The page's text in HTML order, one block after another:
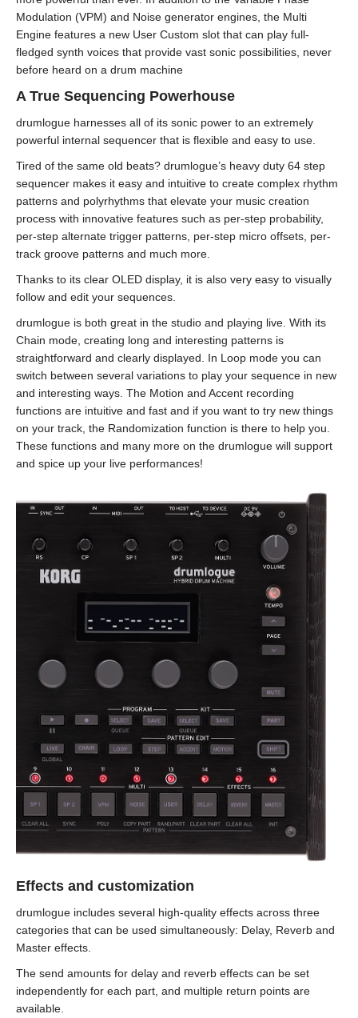
Modulation (VPM) and Noise generator engines, the Multi
Engine features a new User Custom slot that can play full-
fledged synth voices that provide vast sonic possibilities, never
before heard on a drum machine
A True Sequencing Powerhouse
drumlogue harnesses all of its sonic power to an extremely
powerful internal sequencer that is flexible and easy to use.
Tired of the same old beats? drumlogue’s heavy duty 64 step
sequencer makes it easy and intuitive to create complex rhythm
patterns and polyrhythms that elevate your music creation
process with innovative features such as per-step probability,
per-step alternate trigger patterns, per-step micro offsets, per-
track groove patterns and much more.
Thanks to its clear OLED display, it is also very easy to visually
follow and edit your sequences.
drumlogue is both great in the studio and playing live. With its
Chain mode, creating long and interesting patterns is
straightforward and clearly displayed. In Loop mode you can
switch between several variations to play your sequence in new
and interesting ways. The Motion and Accent recording
functions are intuitive and fast and if you want to try new things
on your track, the Randomization function is there to help you.
These functions and many more on the drumlogue will support
and spice up your live performances!
Effects and customization
drumlogue includes several high-quality effects across three
categories that can be used simultaneously: Delay, Reverb and
Master effects.
The send amounts for delay and reverb effects can be set
independently for each part, and multiple return points are
available.